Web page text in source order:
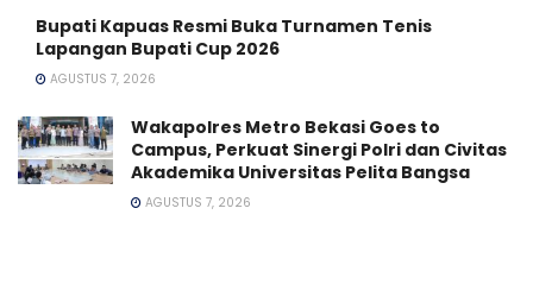
Bupati Kapuas Resmi Buka Turnamen Tenis
Lapangan Bupati Cup 2026
AGUSTUS 7, 2026
Wakapolres Metro Bekasi Goes to
Campus, Perkuat Sinergi Polri dan Civitas
Akademika Universitas Pelita Bangsa
AGUSTUS 7, 2026